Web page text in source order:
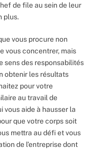
de file au sein de leur
plus.
vous procure non
vous concentrer, mais
sens des responsabilités
obtenir les résultats
pour votre
au travail de
vous aide à hausser la
que votre corps soit
mettra au défi et vous
de l’entreprise dont